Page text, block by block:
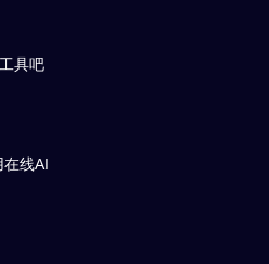
具吧
线AI